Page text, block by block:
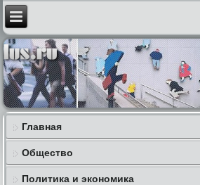
Главная
Общество
Политика и экономика